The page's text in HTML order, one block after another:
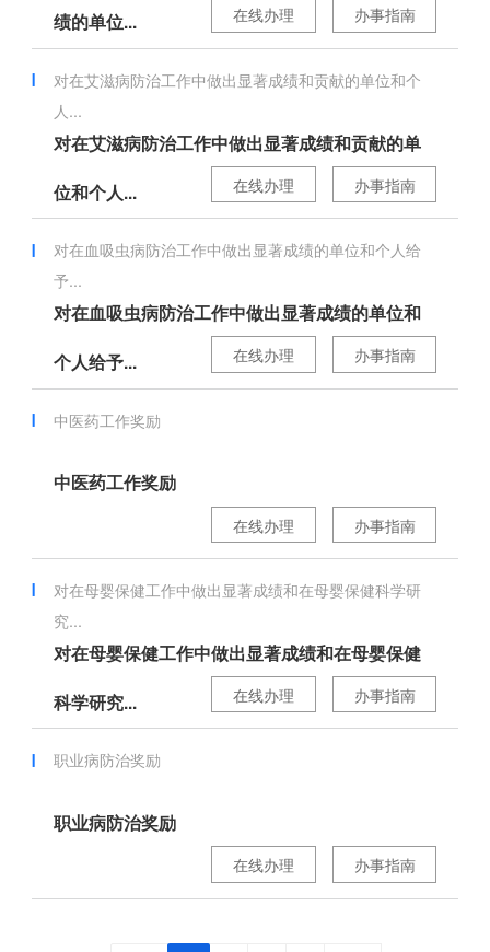
绩的单位... 办事指南
在线办理
对在艾滋病防治工作中做出显著成绩和贡献的单位和个
人...
对在艾滋病防治工作中做出显著成绩和贡献的单
位和个人... 办事指南
在线办理
对在血吸虫病防治工作中做出显著成绩的单位和个人给
予...
对在血吸虫病防治工作中做出显著成绩的单位和
个人给予... 办事指南
在线办理
中医药工作奖励
中医药工作奖励
办事指南
在线办理
对在母婴保健工作中做出显著成绩和在母婴保健科学研
究...
对在母婴保健工作中做出显著成绩和在母婴保健
科学研究... 办事指南
在线办理
职业病防治奖励
职业病防治奖励
办事指南
在线办理